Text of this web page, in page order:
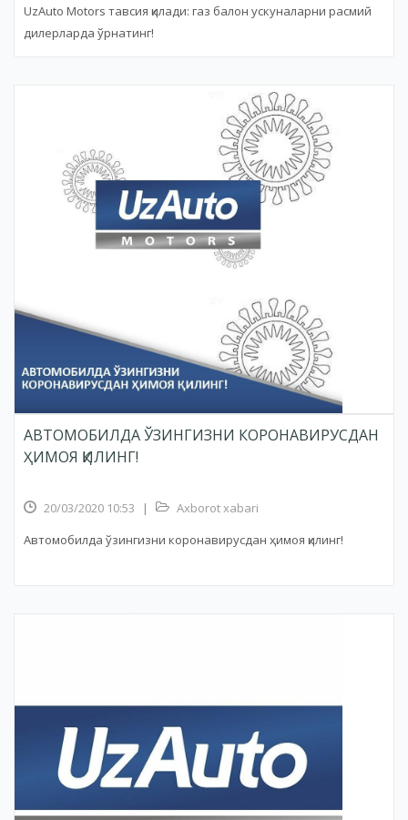
UzAuto Motors тавсия қилади: газ балон ускуналарни расмий
дилeрларда ўрнатинг!
АВТОМОБИЛДА ЎЗИНГИЗНИ КОРОНАВИРУСДАН
ҲИМОЯ ҚИЛИНГ!
20/03/2020 10:53 |
Axborot xabari
Автомобилда ўзингизни коронавирусдан ҳимоя қилинг!